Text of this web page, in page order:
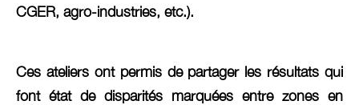
CGER, agro-industries, etc.).
Ces ateliers ont permis de partager les résultats qui
font état de disparités marquées entre zones en